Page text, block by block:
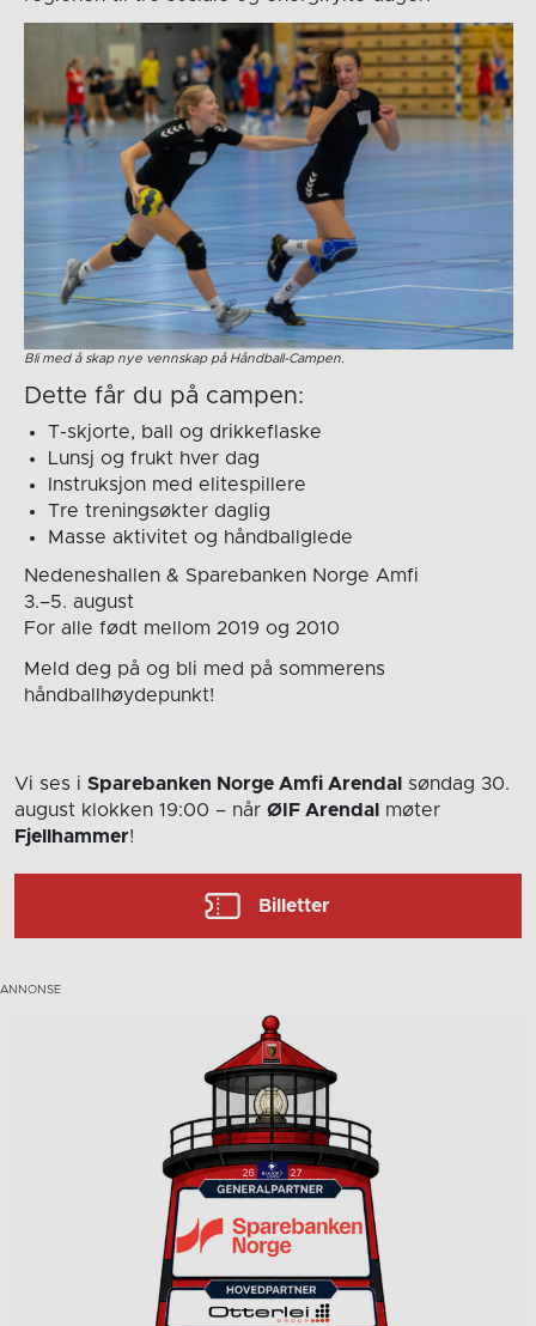
Bli med å skap nye vennskap på Håndball-Campen.
Dette får du på campen:
T-skjorte, ball og drikkeflaske
Lunsj og frukt hver dag
Instruksjon med elitespillere
Tre treningsøkter daglig
Masse aktivitet og håndballglede
Nedeneshallen & Sparebanken Norge Amfi
3.–5. august
For alle født mellom 2019 og 2010
Meld deg på og bli med på sommerens
håndballhøydepunkt!
Vi ses i Sparebanken Norge Amfi Arendal
søndag 30.
august klokken 19:00 – når ØIF Arendal
møter
Fjellhammer!
Billetter